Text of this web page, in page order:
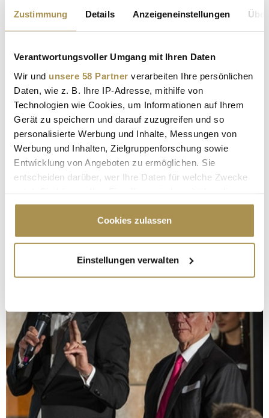
Zustimmung Details Anzeigeneinstellungen
Verantwortungsvoller Umgang mit Ihren Daten
Wir und unsere 58 Partner verarbeiten Ihre persönlichen
Daten, wie z. B. Ihre IP-Adresse, mithilfe von
Technologien wie Cookies, um Informationen auf Ihrem
Gerät zu speichern und darauf zuzugreifen und so
personalisierte Werbung und Inhalte, Messungen von
Werbung und Inhalten, Zielgruppenforschung sowie
Entwicklung von Angeboten zu ermöglichen. Sie
entscheiden darüber, wer Ihre Daten für welche Zwecke
Cookie-Erklärung oder durch Klicken auf das Privacy
Trigger Symbol ändern oder widerrufen
Informationen über Ihre geografische Lage
erfassen, welche bis auf einige Meter genau sein
bestimmten Merkmalen (Fingerprinting) identifizieren
Erfahren Sie mehr darüber, wie Ihre persönlichen Daten
verarbeitet werden, und legen Sie Ihre Präferenzen im
Abschnitt Einzelheiten
fest.
Wir verwenden Cookies, um Inhalte und Anzeigen zu
personalisieren, Funktionen für soziale Medien anbieten
Cookies zulassen
Einstellungen verwalten